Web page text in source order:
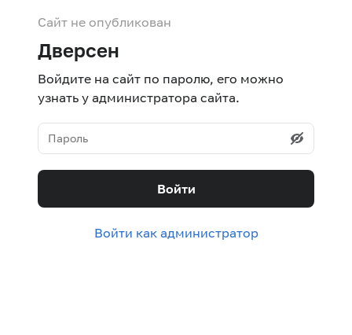
Сайт не опубликован
Дверсен
Войдите на сайт по паролю, его можно
узнать у администратора сайта.
Войти
Войти как администратор